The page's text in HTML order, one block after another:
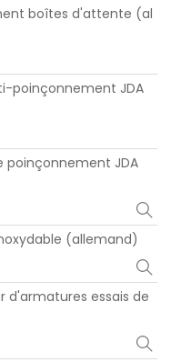
boîtes d'attente (al
poinçonnement JDA
JDA
(allemand)
d'armatures essais de